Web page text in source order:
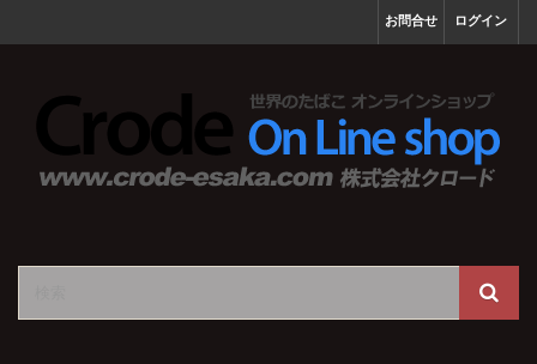
ログイン
お問合せ